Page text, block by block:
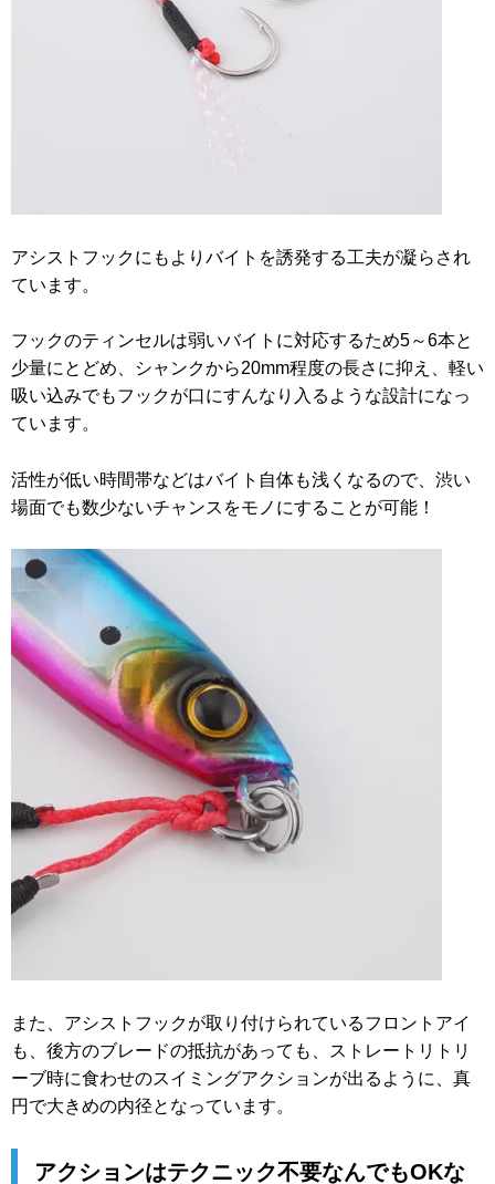
アシストフックにもよりバイトを誘発する工夫が凝らされ
ています。
フックのティンセルは弱いバイトに対応するため5～6本と
少量にとどめ、シャンクから20mm程度の長さに抑え、軽い
吸い込みでもフックが口にすんなり入るような設計になっ
ています。
活性が低い時間帯などはバイト自体も浅くなるので、渋い
場面でも数少ないチャンスをモノにすることが可能！
また、アシストフックが取り付けられているフロントアイ
も、後方のブレードの抵抗があっても、ストレートリトリ
ーブ時に食わせのスイミングアクションが出るように、真
円で大きめの内径となっています。
アクションはテクニック不要なんでもOKな